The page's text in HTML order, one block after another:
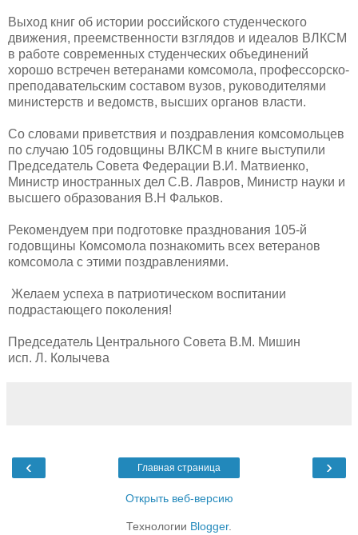
Выход книг об истории российского студенческого
движения, преемственности взглядов и идеалов ВЛКСМ
в работе современных студенческих объединений
хорошо встречен ветеранами комсомола, профессорско-
преподавательским составом вузов, руководителями
министерств и ведомств, высших органов власти.
Со словами приветствия и поздравления комсомольцев
по случаю 105 годовщины ВЛКСМ в книге выступили
Председатель Совета Федерации В.И. Матвиенко,
Министр иностранных дел С.В. Лавров, Министр науки и
высшего образования В.Н Фальков.
Рекомендуем при подготовке празднования 105-й
годовщины Комсомола познакомить всех ветеранов
комсомола с этими поздравлениями.
Желаем успеха в патриотическом воспитании
подрастающего поколения!
Председатель Центрального Совета В.М. Мишин
исп. Л. Колычева
‹ ›
Главная страница
Открыть веб-версию
Технологии Blogger.